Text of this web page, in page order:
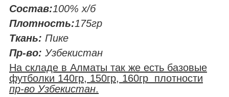
Состав:100% х/б
Плотность:175гр
Ткань: Пике
Пр-во: Узбекистан
На складе в Алматы так же есть базовые
футболки 140гр, 150гр, 160гр плотности
пр-во Узбекистан.